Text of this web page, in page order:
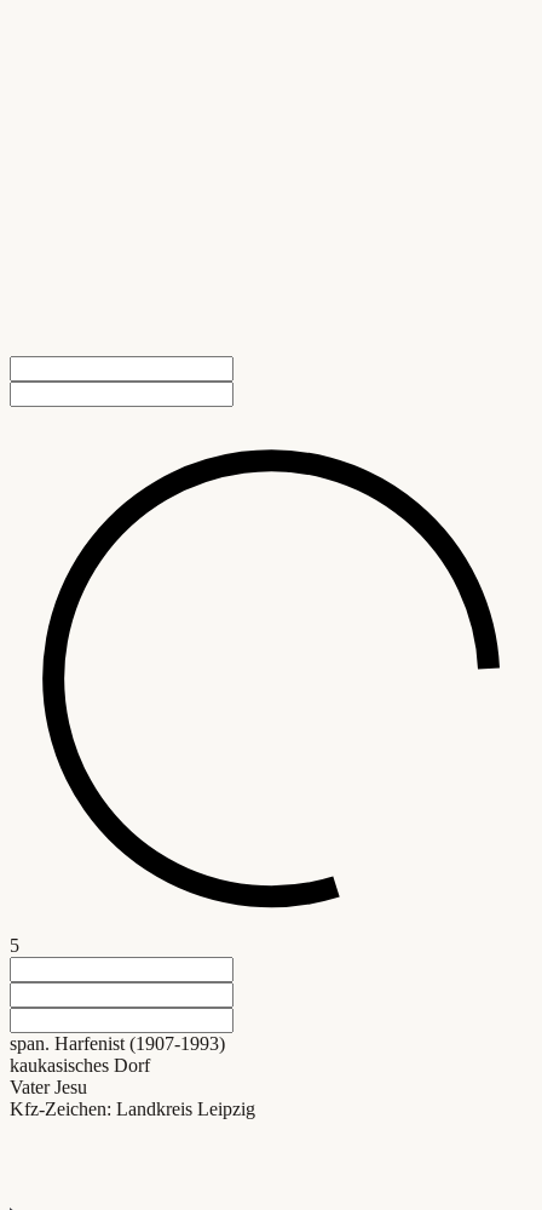
5
span. Harfenist (1907-1993)
kaukasisches Dorf
Vater Jesu
Kfz-Zeichen: Landkreis Leipzig